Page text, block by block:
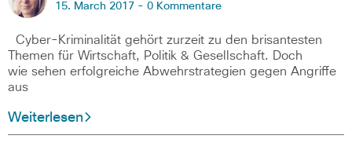
15. March 2017 - 0 Kommentare
Cyber-Kriminalität gehört zurzeit zu den brisantesten
Themen für Wirtschaft, Politik & Gesellschaft. Doch
wie sehen erfolgreiche Abwehrstrategien gegen Angriffe
aus
Weiterlesen